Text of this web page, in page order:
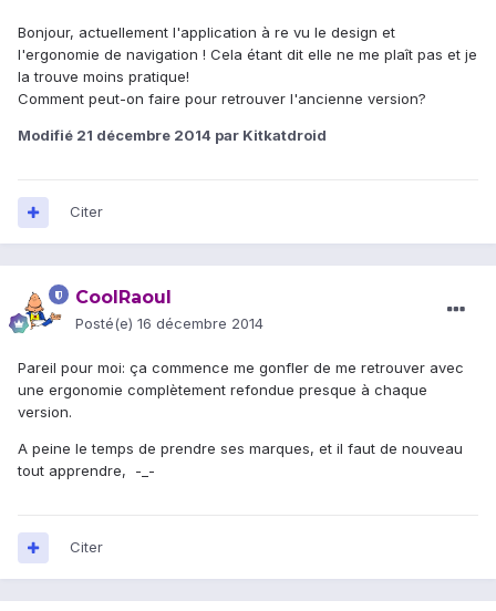
Bonjour, actuellement l'application à re vu le design et
l'ergonomie de navigation ! Cela étant dit elle ne me plaît pas et je
la trouve moins pratique!
Comment peut-on faire pour retrouver l'ancienne version?
Modifié 21 décembre 2014 par Kitkatdroid
Citer
CoolRaoul
Posté(e) 16 décembre 2014
Pareil pour moi: ça commence me gonfler de me retrouver avec
une ergonomie complètement refondue presque à chaque
version.
A peine le temps de prendre ses marques, et il faut de nouveau
tout apprendre, -_-
Citer